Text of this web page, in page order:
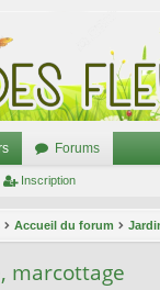
Forums
Inscription
Accueil du forum
marcottage